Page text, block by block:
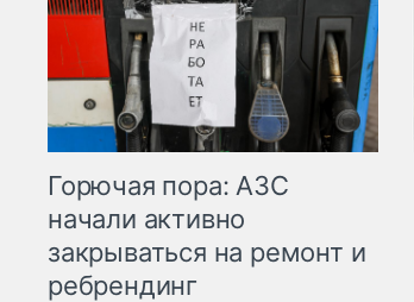
Горючая пора: АЗС
начали активно
закрываться на ремонт и
ребрендинг